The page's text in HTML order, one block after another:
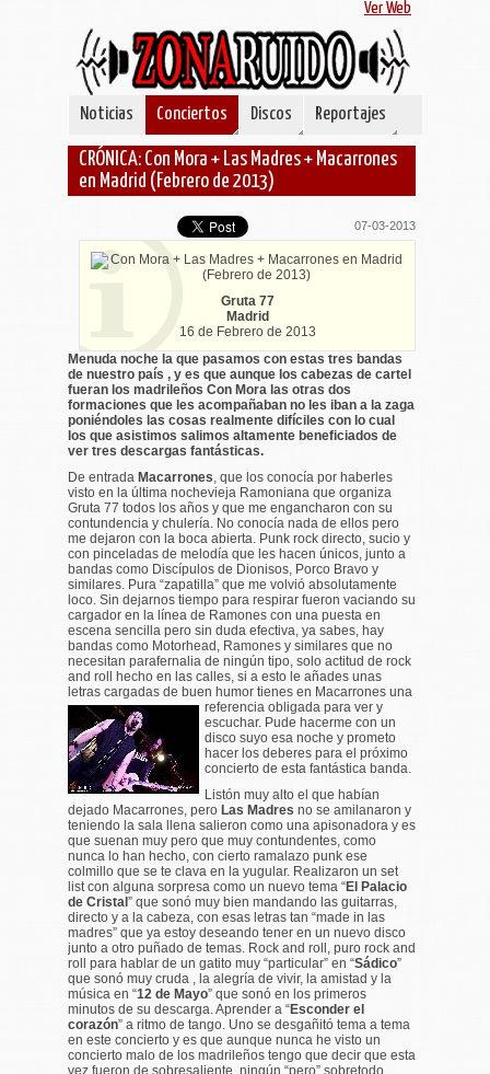
Ver Web
Noticias Conciertos Discos Reportajes
CRÓNICA: Con Mora + Las Madres + Macarrones
en Madrid (Febrero de 2013)
07-03-2013
Gruta 77
Madrid
16 de Febrero de 2013
Menuda noche la que pasamos con estas tres bandas
de nuestro país , y es que aunque los cabezas de cartel
fueran los madrileños Con Mora las otras dos
formaciones que les acompañaban no les iban a la zaga
poniéndoles las cosas realmente difíciles con lo cual
los que asistimos salimos altamente beneficiados de
ver tres descargas fantásticas.
De entrada Macarrones , que los conocía por haberles
visto en la última nochevieja Ramoniana que organiza
Gruta 77 todos los años y que me engancharon con su
contundencia y chulería. No conocía nada de ellos pero
me dejaron con la boca abierta. Punk rock directo, sucio y
con pinceladas de melodía que les hacen únicos, junto a
bandas como Discípulos de Dionisos, Porco Bravo y
similares. Pura “zapatilla” que me volvió absolutamente
loco. Sin dejarnos tiempo para respirar fueron vaciando su
cargador en la línea de Ramones con una puesta en
escena sencilla pero sin duda efectiva, ya sabes, hay
bandas como Motorhead, Ramones y similares que no
necesitan parafernalia de ningún tipo, solo actitud de rock
and roll hecho en las calles, si a esto le añades unas
letras cargadas de buen humor tienes en Macarrones una
referencia obligada para ver y
escuchar. Pude hacerme con un
disco suyo esa noche y prometo
hacer los deberes para el próximo
concierto de esta fantástica banda.
Listón muy alto el que habían
dejado Macarrones, pero Las Madres no se amilanaron y
teniendo la sala llena salieron como una apisonadora y es
que suenan muy pero que muy contundentes, como
nunca lo han hecho, con cierto ramalazo punk ese
colmillo que se te clava en la yugular. Realizaron un set
list con alguna sorpresa como un nuevo tema “El Palacio
de Cristal” que sonó muy bien mandando las guitarras,
directo y a la cabeza, con esas letras tan “made in las
madres” que ya estoy deseando tener en un nuevo disco
junto a otro puñado de temas. Rock and roll, puro rock and
roll para hablar de un gatito muy “particular” en “Sádico”
que sonó muy cruda , la alegría de vivir, la amistad y la
música en “12 de Mayo” que sonó en los primeros
minutos de su descarga. Aprender a “Esconder el
corazón” a ritmo de tango. Uno se desgañitó tema a tema
en este concierto y es que aunque nunca he visto un
concierto malo de los madrileños tengo que decir que esta
vez fueron de sobresaliente, ningún “pero” sobretodo